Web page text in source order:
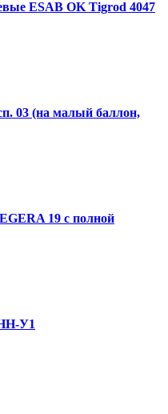
ESAB OK Tigrod 4047
03 (на малый баллон,
19 с полной
У1